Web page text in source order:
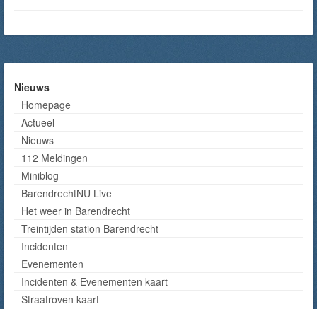
Nieuws
Homepage
Actueel
Nieuws
112 Meldingen
Miniblog
BarendrechtNU Live
Het weer in Barendrecht
Treintijden station Barendrecht
Incidenten
Evenementen
Incidenten & Evenementen kaart
Straatroven kaart